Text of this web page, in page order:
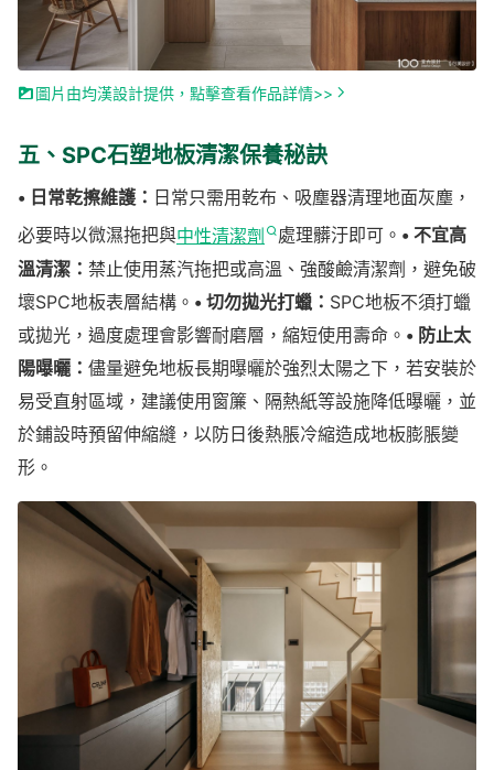
圖片由均漢設計提供，點擊查看作品詳情>>
五、SPC石塑地板清潔保養秘訣
• 日常乾擦維護： 日常只需用乾布、吸塵器清理地面灰塵，
必要時以微濕拖把與中性清潔劑 處理髒汙即可。 • 不宜高
溫清潔： 禁止使用蒸汽拖把或高溫、強酸鹼清潔劑，避免破
壞SPC地板表層結構。 • 切勿拋光打蠟： SPC地板不須打蠟
或拋光，過度處理會影響耐磨層，縮短使用壽命。 • 防止太
陽曝曬： 儘量避免地板長期曝曬於強烈太陽之下，若安裝於
易受直射區域，建議使用窗簾、隔熱紙等設施降低曝曬，並
於鋪設時預留伸縮縫，以防日後熱脹冷縮造成地板膨脹變
形。